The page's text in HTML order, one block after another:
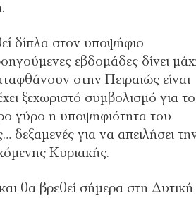
δίπλα στον υποψήφιο
εβδομάδες δίνει
στην Πειραιώς είναι
ξεχωριστό συμβολισμό για το
γύρο η υποψηφιότητα του
δεξαμενές για να απειλήσει
Κυριακής.
θα βρεθεί σήμερα στη Δυτική